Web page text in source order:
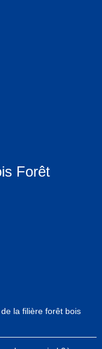
Forêt
la filière forêt bois